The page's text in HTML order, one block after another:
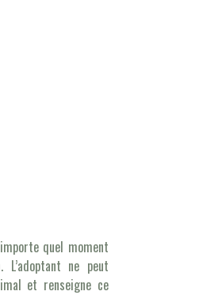
quel moment
L’adoptant ne peut
et renseigne ce